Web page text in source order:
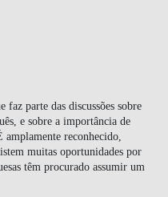
faz parte das discussões sobre
e sobre a importância de
reconhecido,
muitas oportunidades por
têm procurado assumir um